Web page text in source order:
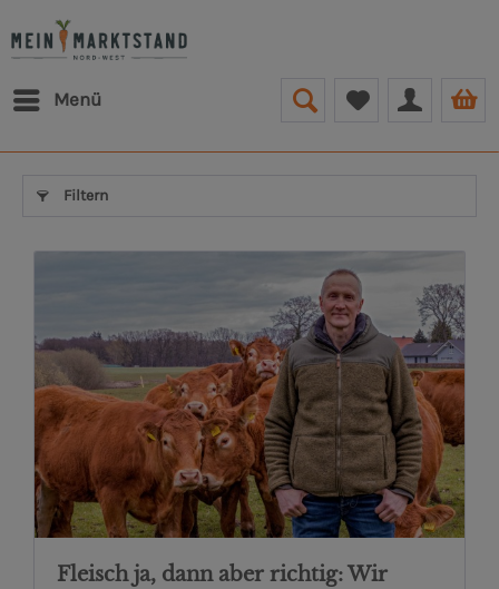
Menü
Filtern
Fleisch ja, dann aber richtig: Wir